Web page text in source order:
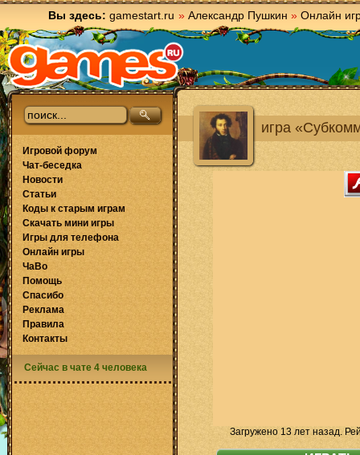
Вы здесь: gamestart.ru » Александр Пушкин » Онлайн
игра
Загружено 13 лет назад.
Игровой форум
Чат-беседка
Новости
Статьи
Коды к старым играм
Скачать мини игры
Игры для телефона
Онлайн игры
ЧаВо
Помощь
Спасибо
Реклама
Правила
Контакты
Сейчас в чате 4 человека